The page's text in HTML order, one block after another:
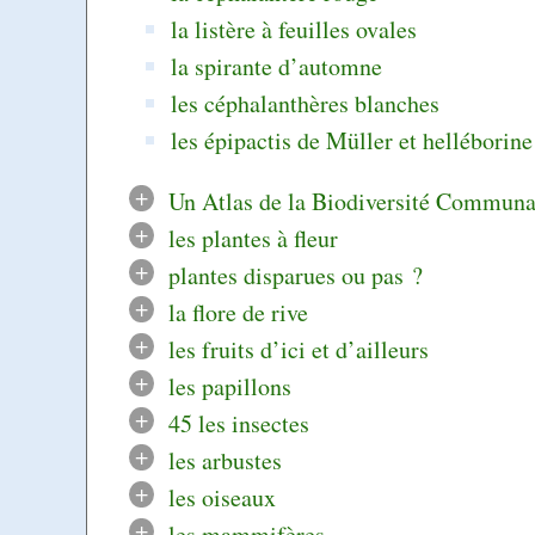
la listère à feuilles ovales
la spirante d’automne
les céphalanthères blanches
les épipactis de Müller et helléborine
+
Un Atlas de la Biodiversité
+
les plantes à fleur
+
plantes disparues ou pas ?
+
la flore de rive
+
les fruits d’ici et d’ailleurs
+
les papillons
+
45 les insectes
+
les arbustes
+
les oiseaux